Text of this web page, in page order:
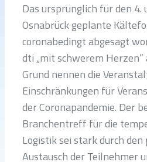
Das ursprünglich für den 4.
Osnabrück geplante
coronabedingt abgesagt
dti „mit schwerem
Grund nennen die
Einschränkungen für
der Coronapandemie. Der
Branchentreff für die
Logistik sei stark durch
Austausch der Teilnehmer